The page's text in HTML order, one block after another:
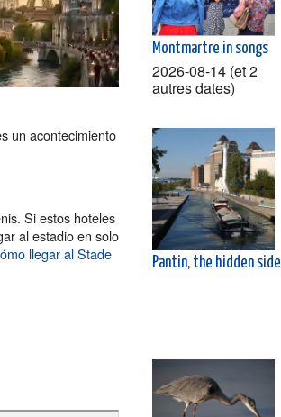
un acontecimiento
Si estos hoteles
al estadio en solo
llegar al Stade
Montmartre in songs
2026-08-14 (et 2
autres dates)
Pantin, the hidden side